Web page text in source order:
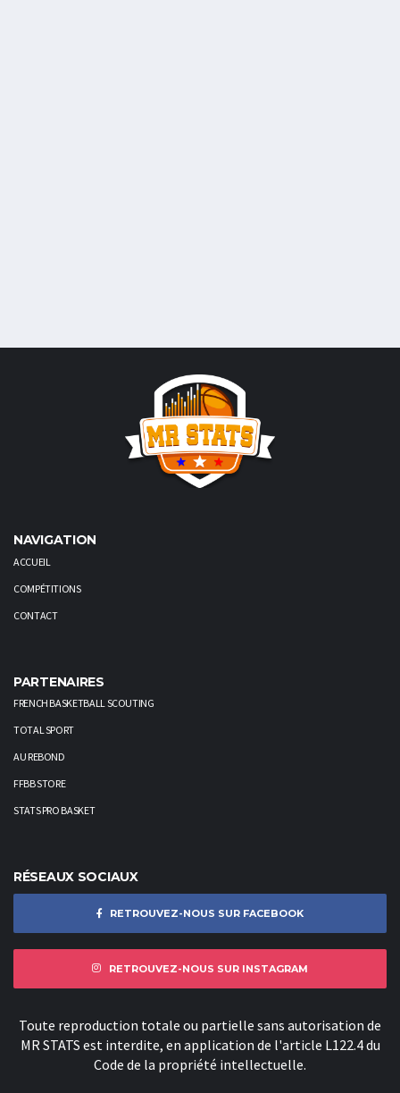
NAVIGATION
ACCUEIL
COMPÉTITIONS
CONTACT
PARTENAIRES
FRENCH BASKETBALL SCOUTING
TOTAL SPORT
AU REBOND
FFBB STORE
STATS PRO BASKET
RÉSEAUX SOCIAUX
RETROUVEZ-NOUS SUR FACEBOOK
RETROUVEZ-NOUS SUR INSTAGRAM
Toute reproduction totale ou partielle sans autorisation de
MR STATS est interdite, en application de l'article L122.4 du
Code de la propriété intellectuelle.